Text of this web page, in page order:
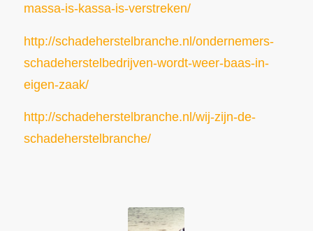
massa-is-kassa-is-verstreken/
http://schadeherstelbranche.nl/ondernemers-
schadeherstelbedrijven-wordt-weer-baas-in-
eigen-zaak/
http://schadeherstelbranche.nl/wij-zijn-de-
schadeherstelbranche/